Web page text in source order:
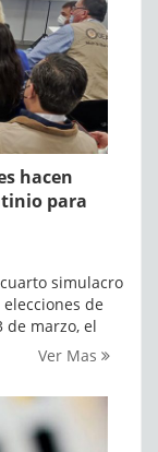
hacen
para
simulacro
de
de marzo, el
Ver Mas